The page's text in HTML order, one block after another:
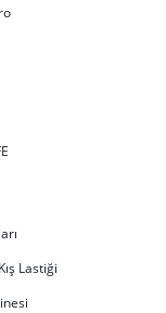
Lastiği